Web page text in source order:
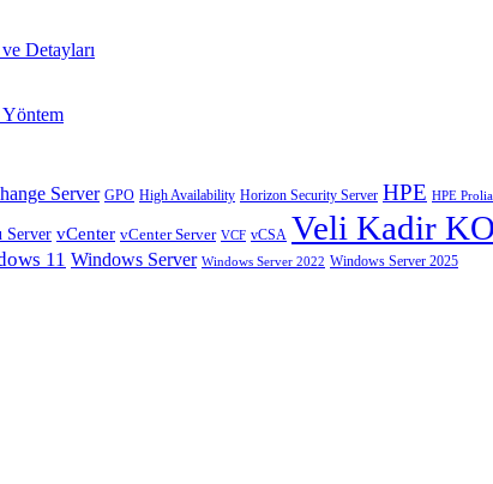
Detayları
Server GPO High Availability Horizon Security Server HPE HPE
Server vCenter vCenter Server VCF vCSA Veli Kadir
11 Windows Server Windows Server 2022 Windows Server 2025